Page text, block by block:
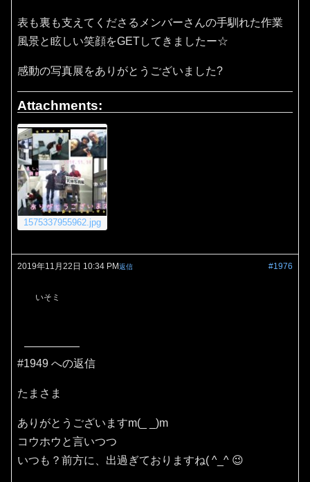
表も裏も支えてくださるメンバーさんの手馴れた作業
風景と眩しい笑顔をGETしてきましたー☆
感動の写真展をありがとうございました?
Attachments:
1575337955962.jpg
2019年11月22日 10:34 PM #1976
返信
いそミ
#1949 への返信
たまさま
ありがとうございますm(_ _)m
コウホウと言いつつ
いつも？前方に、出過ぎておりますね( ^_^ 😉